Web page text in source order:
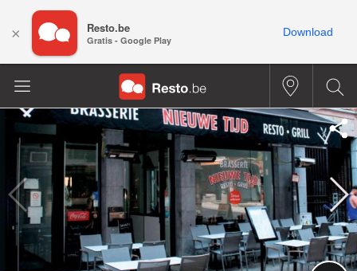
× Resto.be
Gratis - Google Play
Download